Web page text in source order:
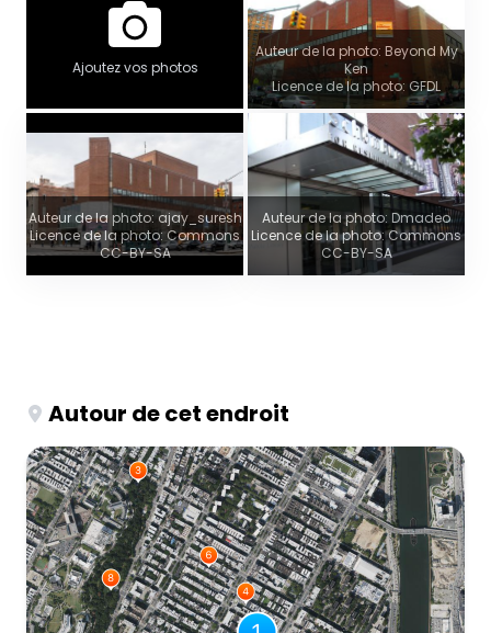
Ajoutez vos photos
Auteur de la photo: Beyond My
Ken
Licence de la photo: GFDL
Auteur de la photo: ajay_suresh
Licence de la photo: Commons
CC-BY-SA
Auteur de la photo: Dmadeo
Licence de la photo: Commons
CC-BY-SA
Autour de cet endroit